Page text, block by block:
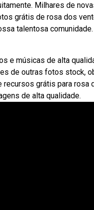
Milhares de
grátis de rosa dos
talentosa
e músicas de alta
de outras fotos stock,
grátis para rosa
de alta qualidade.